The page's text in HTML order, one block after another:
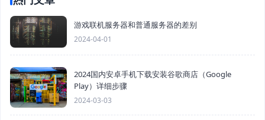
游戏联机服务器和普通服务器的差别
2024-04-01
2024国内安卓手机下载安装谷歌商店（Google
Play）详细步骤
2024-03-03